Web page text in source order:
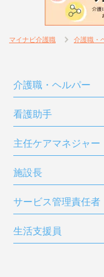
マイナビ介護職 介護職・
介護職・ヘルパー
看護助手
主任ケアマネジャー
施設長
サービス管理責任者
生活支援員